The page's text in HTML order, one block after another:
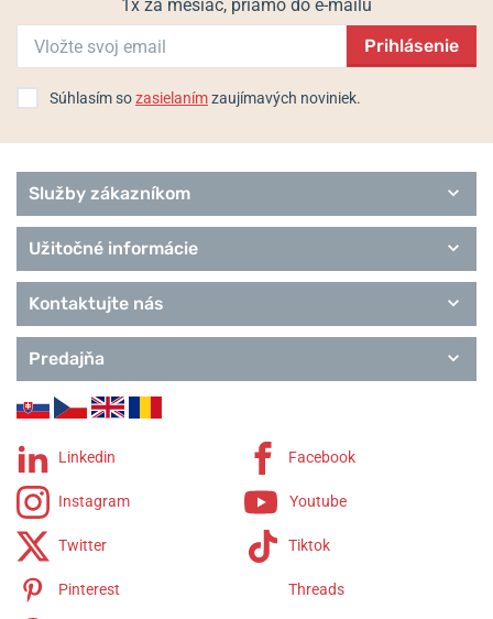
Populárne modelové rady Casio
G-Shock
Baby-G
Wave Ceptor
Classic Collection
1x za mesiac, priamo do e-mailu
Prihlásenie
Súhlasím sozasielanímzaujímavých noviniek.
Služby zákazníkom
Užitočné informácie
Kontaktujte nás
Predajňa
Linkedin Facebook
Instagram Youtube
Twitter Tiktok
Pinterest Threads